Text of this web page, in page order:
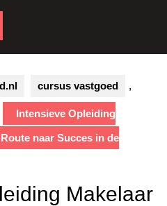
Button
cursus vastgoed ,
Intensieve Opleiding
naar Succes in de
Makelaar